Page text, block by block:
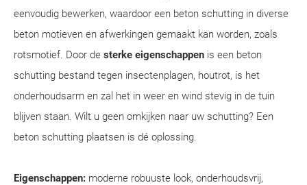
eenvoudig bewerken, waardoor een beton schutting in diverse
beton motieven en afwerkingen gemaakt kan worden, zoals
rotsmotief. Door de sterke eigenschappen is een beton
schutting bestand tegen insectenplagen, houtrot, is het
onderhoudsarm en zal het in weer en wind stevig in de tuin
blijven staan. Wilt u geen omkijken naar uw schutting? Een
beton schutting plaatsen is dé oplossing.
Eigenschappen: moderne robuuste look, onderhoudsvrij,